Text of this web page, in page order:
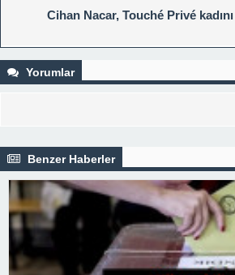
Cihan Nacar, Touché Privé
Yorumlar
Benzer Haberler